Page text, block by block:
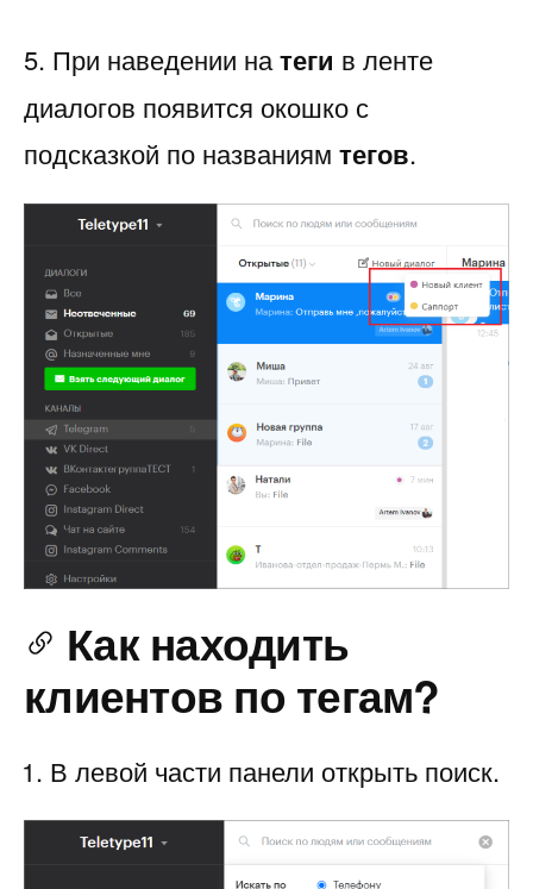
5. При наведении натеги в ленте
диалогов появится окошко с
подсказкой по названиям тегов.
Как находить
клиентов по тегам?
В левой части панели открыть поиск.